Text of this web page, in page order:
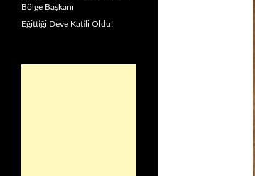
Bölge Başkanı
Eğittiği Deve Katili Oldu!